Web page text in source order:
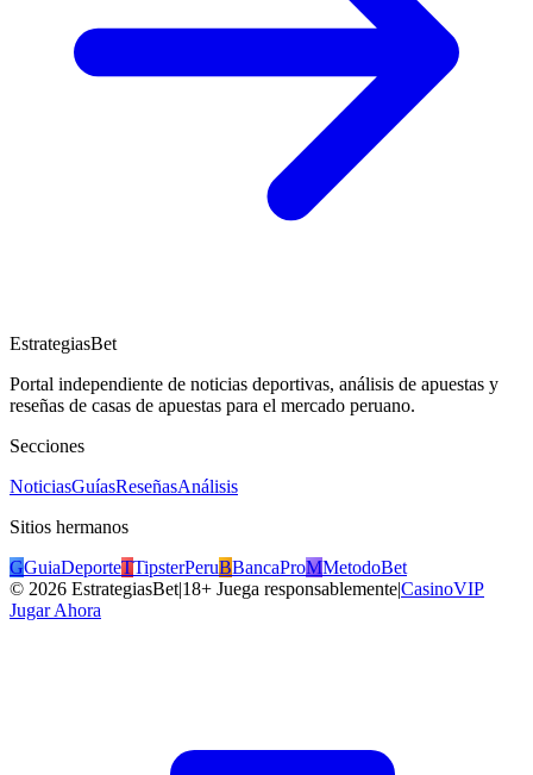
EstrategiasBet
Portal independiente de noticias deportivas, análisis de apuestas y
reseñas de casas de apuestas para el mercado peruano.
Secciones
NoticiasGuíasReseñasAnálisis
Sitios hermanos
GGuiaDeporteTTipsterPeruBBancaProMMetodoBet
© 2026 EstrategiasBet|18+ Juega responsablemente|CasinoVIP
Jugar Ahora